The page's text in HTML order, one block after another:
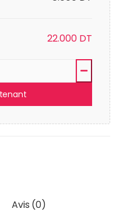
22.000 DT
Avis (0)